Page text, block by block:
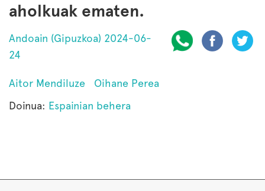
aholkuak ematen.
Andoain (Gipuzkoa) 2024-06-
24
Aitor Mendiluze
Oihane Perea
Doinua: Espainian behera